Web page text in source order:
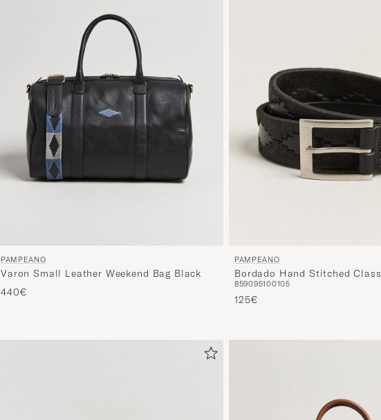
PAMPEANO
Varon Small Leather Weekend Bag Black
440€
PAMPEANO
Bordado Hand Stitched
Belt 3,5cm Black
859095100105
125€